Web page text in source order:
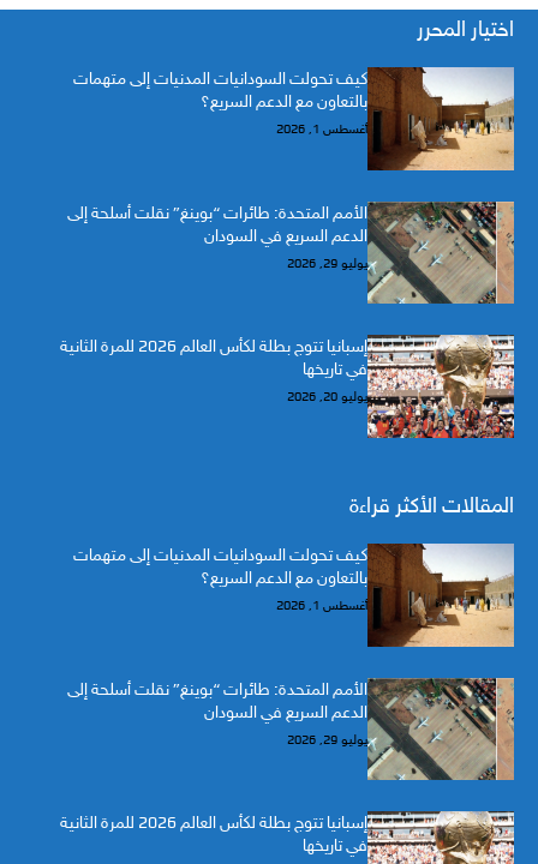
اختيار المحرر
كيف تحولت السودانيات المدنيات إلى متهمات
بالتعاون مع الدعم السريع؟
أغسطس 1, 2026
الأمم المتحدة: طائرات “بوينغ” نقلت أسلحة إلى
الدعم السريع في السودان
يوليو 29, 2026
إسبانيا تتوج بطلة لكأس العالم 2026 للمرة الثانية
في تاريخها
يوليو 20, 2026
المقالات الأكثر قراءة
كيف تحولت السودانيات المدنيات إلى متهمات
بالتعاون مع الدعم السريع؟
أغسطس 1, 2026
الأمم المتحدة: طائرات “بوينغ” نقلت أسلحة إلى
الدعم السريع في السودان
يوليو 29, 2026
إسبانيا تتوج بطلة لكأس العالم 2026 للمرة الثانية
في تاريخها